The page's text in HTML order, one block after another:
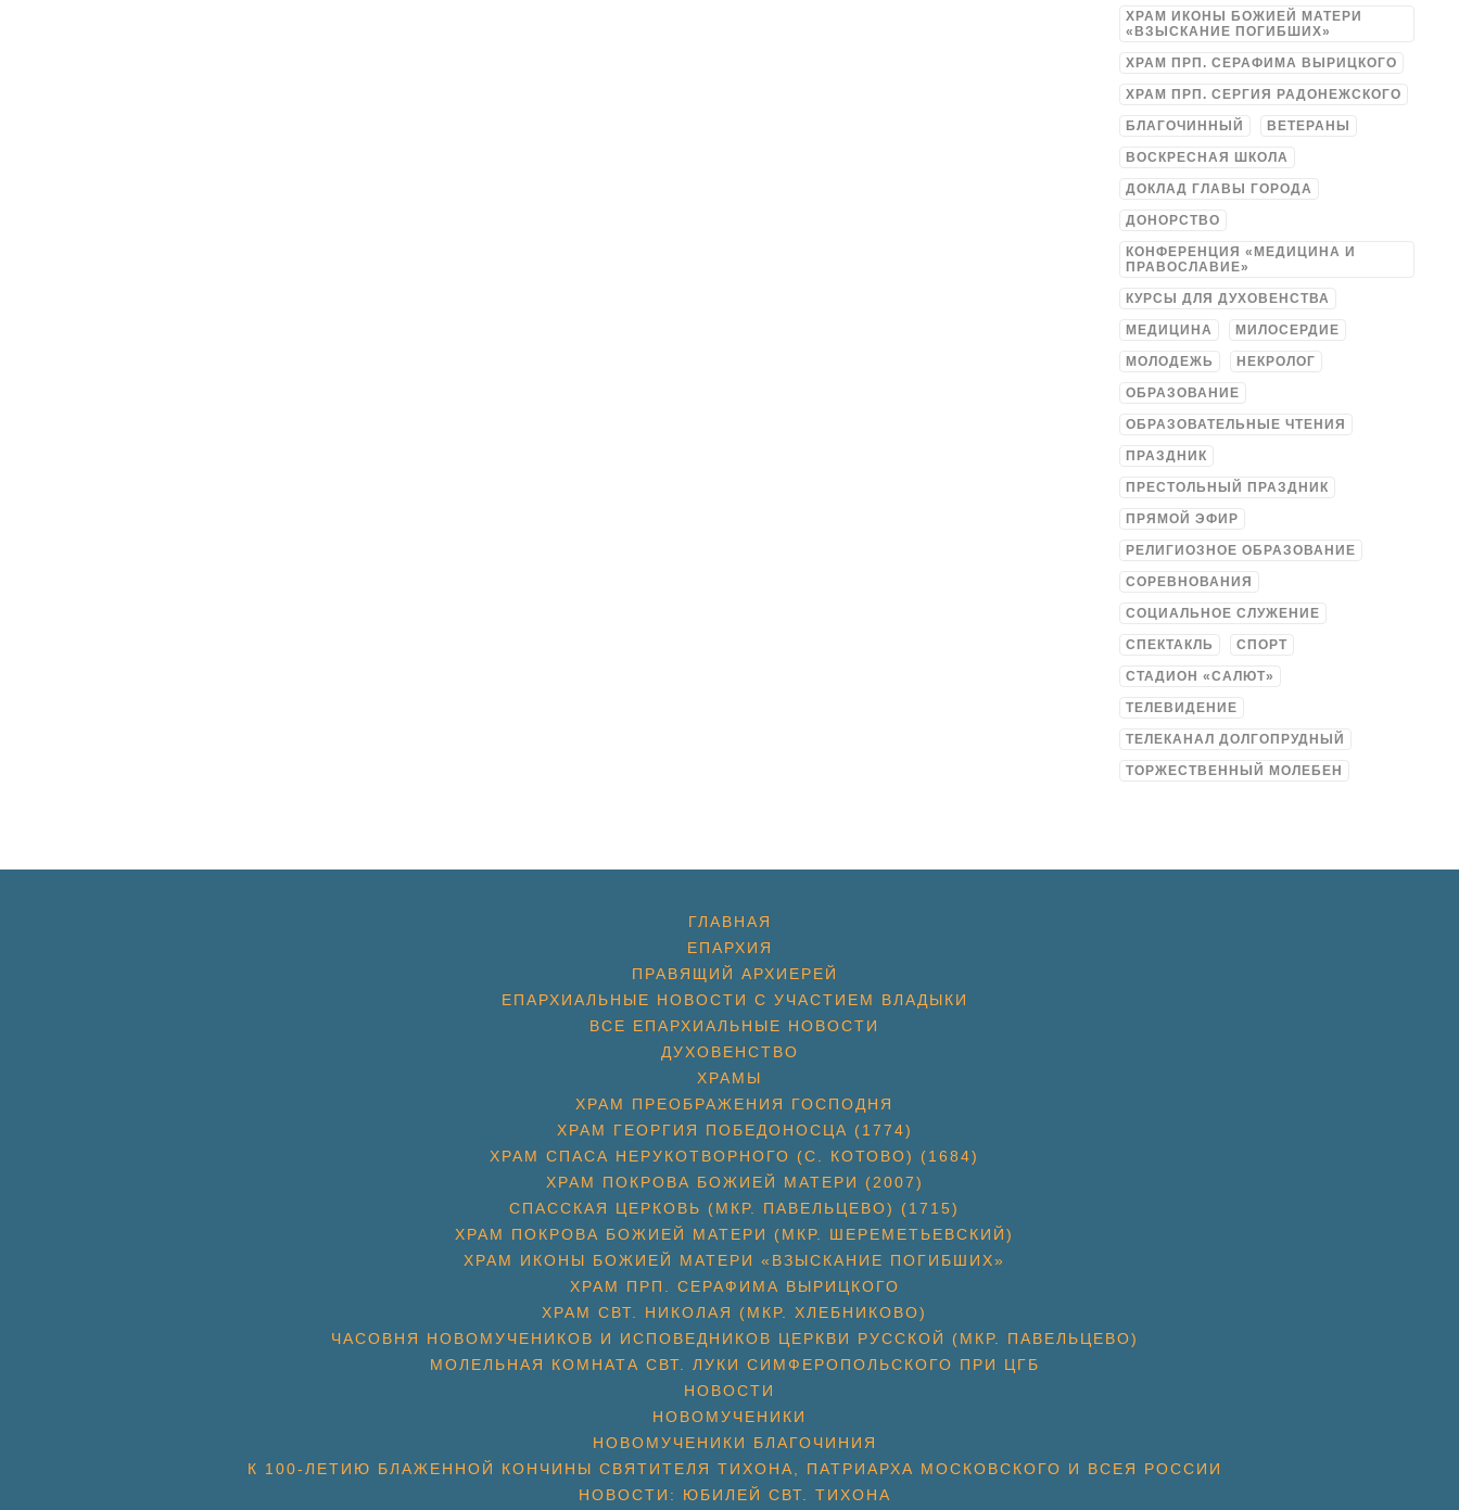
ХРАМ ИКОНЫ БОЖИЕЙ МАТЕРИ
«ВЗЫСКАНИЕ ПОГИБШИХ»
ХРАМ ПРП. СЕРАФИМА ВЫРИЦКОГО
ХРАМ ПРП. СЕРГИЯ РАДОНЕЖСКОГО
БЛАГОЧИННЫЙ ВЕТЕРАНЫ
ВОСКРЕСНАЯ ШКОЛА
ДОКЛАД ГЛАВЫ ГОРОДА
ДОНОРСТВО
КОНФЕРЕНЦИЯ «МЕДИЦИНА И
ПРАВОСЛАВИЕ»
КУРСЫ ДЛЯ ДУХОВЕНСТВА
МЕДИЦИНА МИЛОСЕРДИЕ
МОЛОДЕЖЬ НЕКРОЛОГ
ОБРАЗОВАНИЕ
ОБРАЗОВАТЕЛЬНЫЕ ЧТЕНИЯ
ПРАЗДНИК
ПРЕСТОЛЬНЫЙ ПРАЗДНИК
ПРЯМОЙ ЭФИР
РЕЛИГИОЗНОЕ ОБРАЗОВАНИЕ
СОРЕВНОВАНИЯ
СОЦИАЛЬНОЕ СЛУЖЕНИЕ
СПЕКТАКЛЬ СПОРТ
СТАДИОН «САЛЮТ»
ТЕЛЕВИДЕНИЕ
ТЕЛЕКАНАЛ ДОЛГОПРУДНЫЙ
ТОРЖЕСТВЕННЫЙ МОЛЕБЕН
ГЛАВНАЯ
ЕПАРХИЯ
ПРАВЯЩИЙ АРХИЕРЕЙ
ЕПАРХИАЛЬНЫЕ НОВОСТИ С УЧАСТИЕМ ВЛАДЫКИ
ВСЕ ЕПАРХИАЛЬНЫЕ НОВОСТИ
ДУХОВЕНСТВО
ХРАМЫ
ХРАМ ПРЕОБРАЖЕНИЯ ГОСПОДНЯ
ХРАМ ГЕОРГИЯ ПОБЕДОНОСЦА (1774)
ХРАМ СПАСА НЕРУКОТВОРНОГО (С. КОТОВО) (1684)
ХРАМ ПОКРОВА БОЖИЕЙ МАТЕРИ (2007)
СПАССКАЯ ЦЕРКОВЬ (МКР. ПАВЕЛЬЦЕВО) (1715)
ХРАМ ПОКРОВА БОЖИЕЙ МАТЕРИ (МКР. ШЕРЕМЕТЬЕВСКИЙ)
ХРАМ ИКОНЫ БОЖИЕЙ МАТЕРИ «ВЗЫСКАНИЕ ПОГИБШИХ»
ХРАМ ПРП. СЕРАФИМА ВЫРИЦКОГО
ХРАМ СВТ. НИКОЛАЯ (МКР. ХЛЕБНИКОВО)
ЧАСОВНЯ НОВОМУЧЕНИКОВ И ИСПОВЕДНИКОВ ЦЕРКВИ РУССКОЙ (МКР. ПАВЕЛЬЦЕВО)
МОЛЕЛЬНАЯ КОМНАТА СВТ. ЛУКИ СИМФЕРОПОЛЬСКОГО ПРИ ЦГБ
НОВОСТИ
НОВОМУЧЕНИКИ
НОВОМУЧЕНИКИ БЛАГОЧИНИЯ
К 100-ЛЕТИЮ БЛАЖЕННОЙ КОНЧИНЫ СВЯТИТЕЛЯ ТИХОНА, ПАТРИАРХА МОСКОВСКОГО И ВСЕЯ РОССИИ
НОВОСТИ: ЮБИЛЕЙ СВТ. ТИХОНА